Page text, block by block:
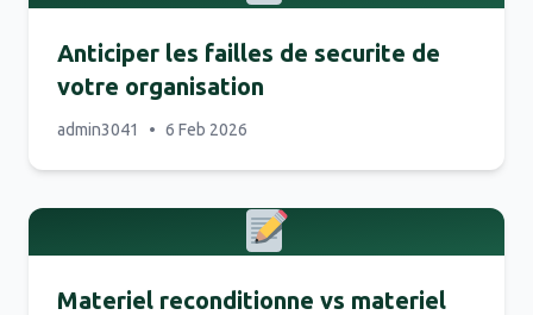
Anticiper les failles de securite de
votre organisation
admin3041 • 6 Feb 2026
Materiel reconditionne vs materiel